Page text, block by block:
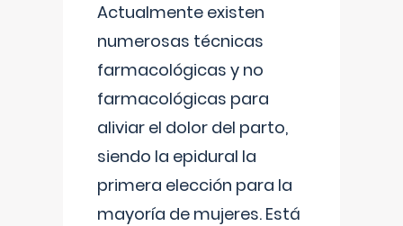
Actualmente existen
numerosas técnicas
farmacológicas y no
farmacológicas para
aliviar el dolor del parto,
siendo la epidural la
primera elección para la
mayoría de mujeres. Está